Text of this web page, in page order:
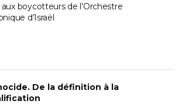
boycotteurs de l’Orchestre
d’Israël
De la définition à la